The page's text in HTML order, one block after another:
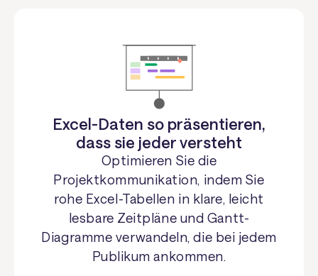
Excel-Daten so präsentieren,
dass sie jeder versteht
Optimieren Sie die
Projektkommunikation, indem Sie
rohe Excel-Tabellen in klare, leicht
lesbare Zeitpläne und Gantt-
Diagramme verwandeln, die bei jedem
Publikum ankommen.